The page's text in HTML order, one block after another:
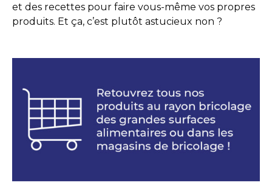
et des recettes pour faire vous-même vos propres
produits. Et ça, c’est plutôt astucieux non ?